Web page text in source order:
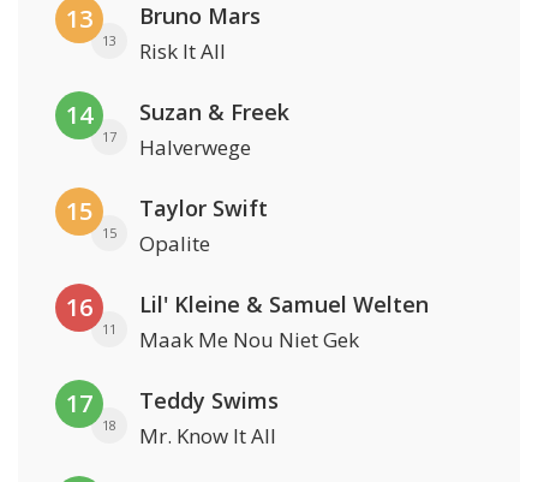
13
13
Bruno Mars
Risk It All
14
17
Suzan & Freek
Halverwege
15
15
Taylor Swift
Opalite
16
11
Lil' Kleine & Samuel Welten
Maak Me Nou Niet Gek
17
18
Teddy Swims
Mr. Know It All